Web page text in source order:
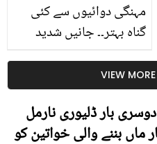
مہنگی دوائیوں سے کئی
گناہ بہتر۔۔ جانیں شدید
کیوں کھانا چاہیے؟
VIEW
بار ڈلیوری نارمل
ماں بننے والی خواتین کو